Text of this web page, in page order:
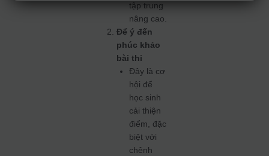
tập trung
nâng cao.
Để ý đến
phúc khảo
bài thi
Đây là cơ
hội để
học sinh
cải thiện
điểm, đặc
biệt với
chênh